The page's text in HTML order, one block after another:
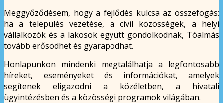
Meggyőződésem, hogy a fejlődés kulcsa az összefogás:
ha a település vezetése, a civil közösségek, a helyi
vállalkozók és a lakosok együtt gondolkodnak, Tóalmás
tovább erősödhet és gyarapodhat.
Honlapunkon mindenki megtalálhatja a legfontosabb
híreket, eseményeket és információkat, amelyek
segítenek eligazodni a közéletben, a hivatali
ügyintézésben és a közösségi programok világában.